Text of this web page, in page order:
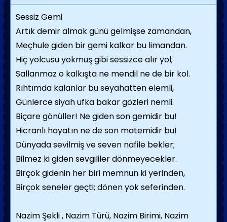
Sessiz Gemi
Artık demir almak günü gelmişse zamandan,
Meçhule giden bir gemi kalkar bu limandan.
Hiç yolcusu yokmuş gibi sessizce alır yol;
Sallanmaz o kalkışta ne mendil ne de bir kol.
Rıhtımda kalanlar bu seyahatten elemli,
Günlerce siyah ufka bakar gözleri nemli.
Biçare gönüller! Ne giden son gemidir bu!
Hicranlı hayatın ne de son matemidir bu!
Dünyada sevilmiş ve seven nafile bekler;
Bilmez ki giden sevgililer dönmeyecekler.
Birçok gidenin her biri memnun ki yerinden,
Birçok seneler geçti; dönen yok seferinden.
Nazim Şekli , Nazim Türü, Nazim Birimi, Nazim